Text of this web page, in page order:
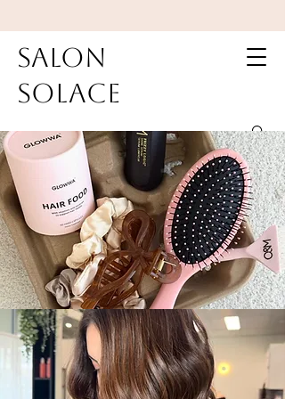
Salon
Solace